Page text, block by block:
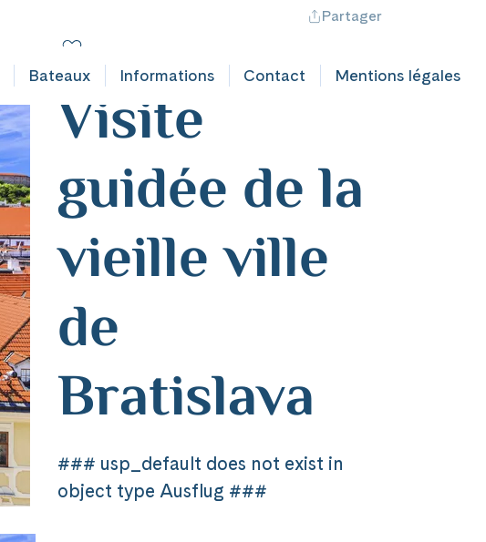
Bateaux Informations Contact Mentions légales
Partager
Slowakei
Visite
guidée de la
vieille ville
de
Bratislava
### usp_default does not exist in
object type Ausflug ###